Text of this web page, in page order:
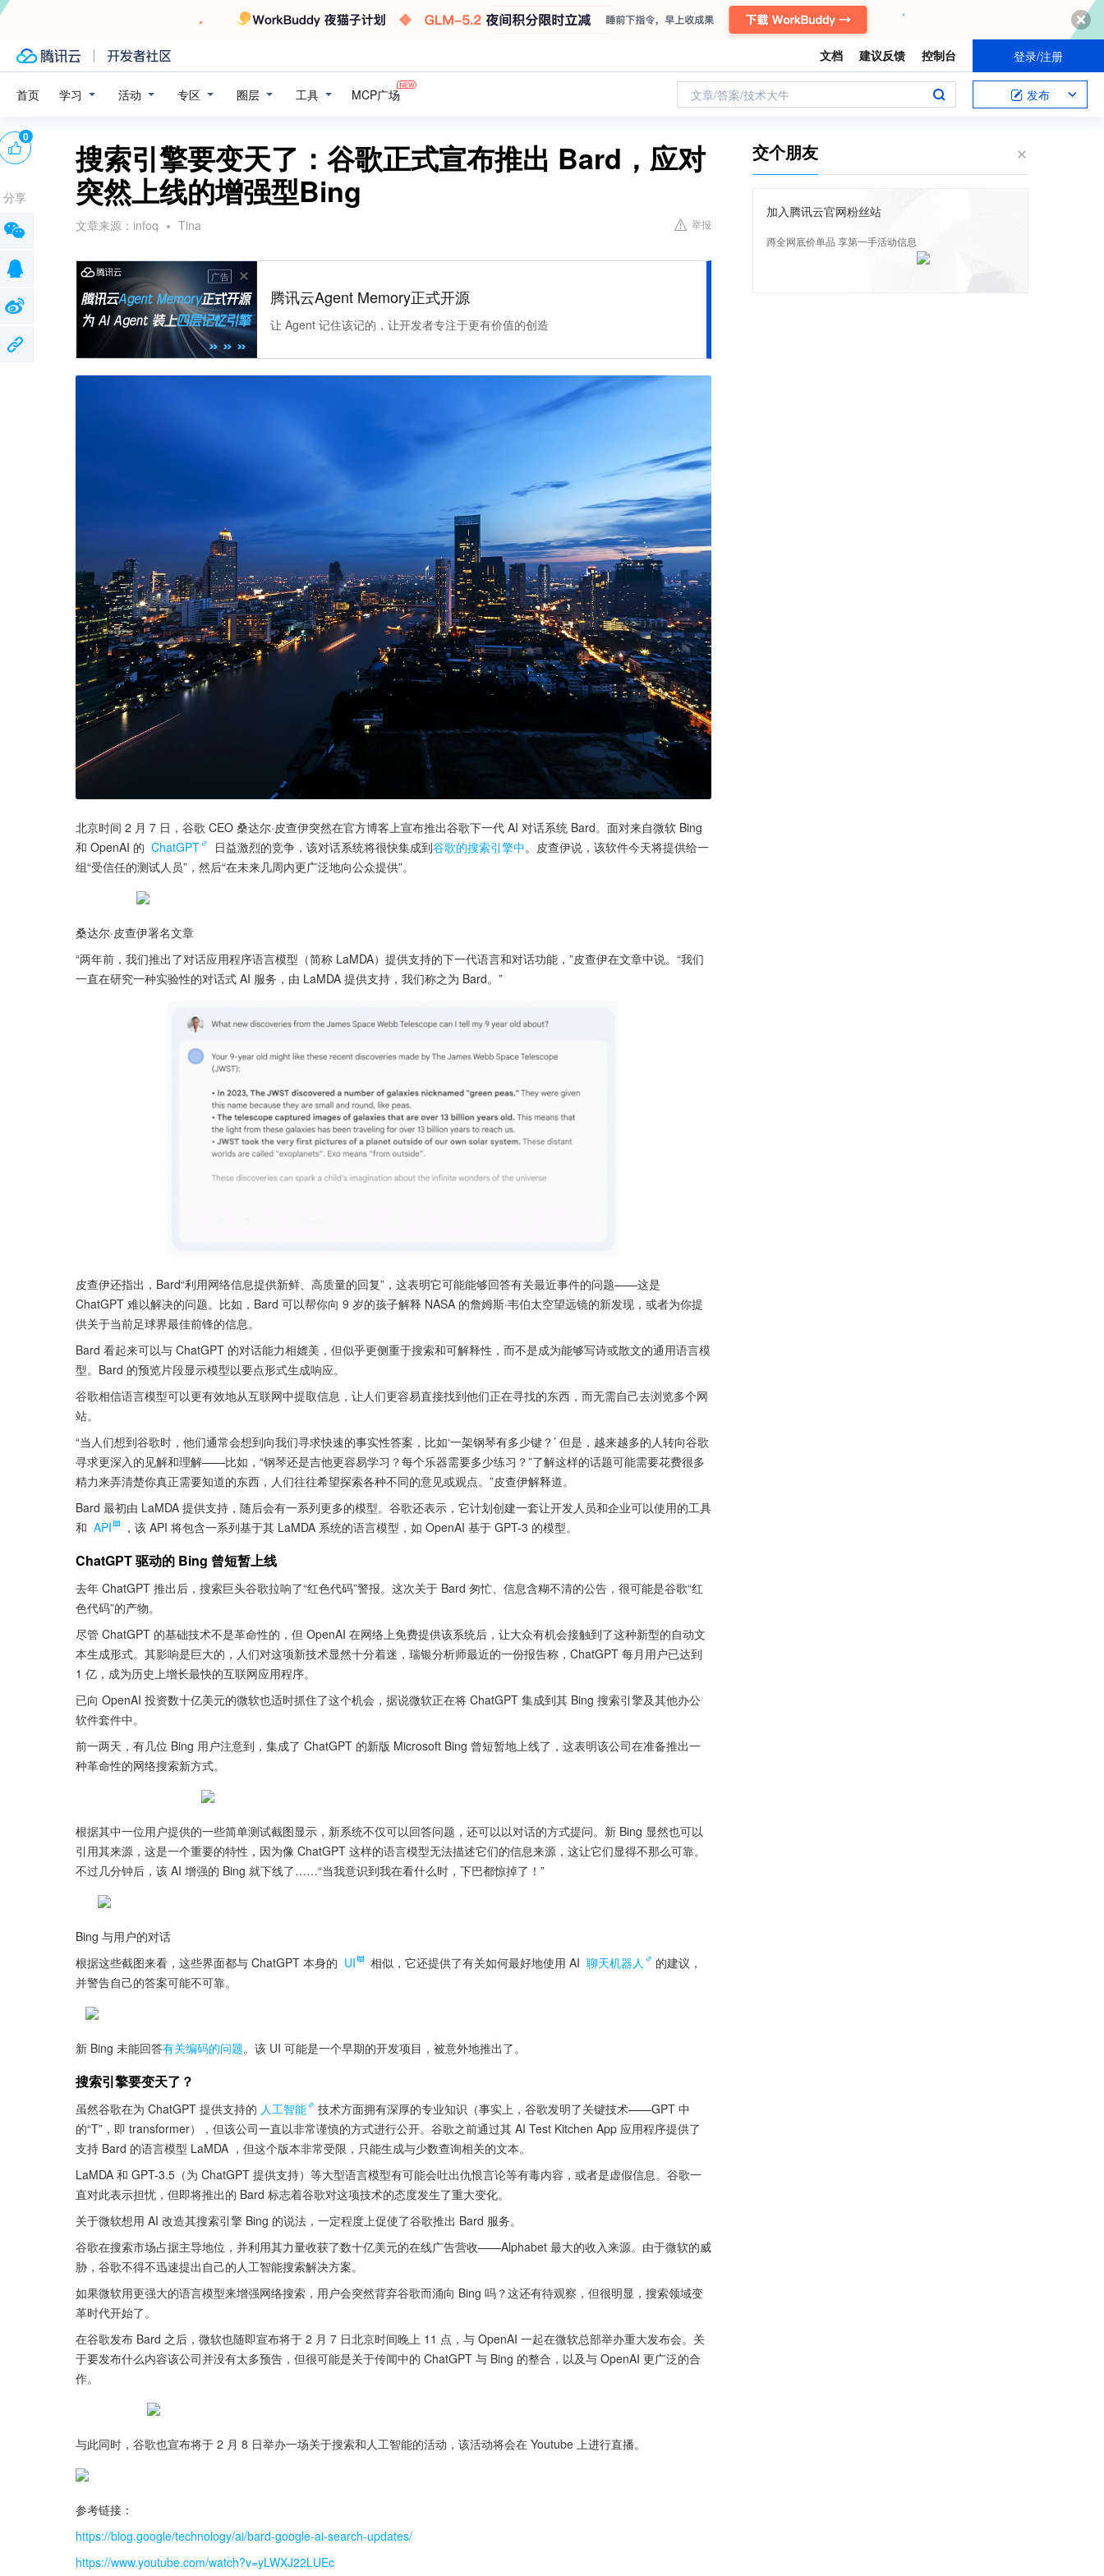
文档 建议反馈 控制台 登录/注册
首页 学习 活动 专区 圈层 工具 MCP广场 文章/答案/技术大牛 发布
搜索引擎要变天了：谷歌正式宣布推出 Bard，应对
突然上线的增强型Bing
文章来源： infoq Tina 举报
广告
腾讯云Agent Memory正式开源
让 Agent 记住该记的，让开发者专注于更有价值的创造
北京时间 2 月 7 日，谷歌 CEO 桑达尔·皮查伊突然在官方博客上宣布推出谷歌下一代 AI 对话系统 Bard。面对来自微软 Bing
和 OpenAI 的 ChatGPT 日益激烈的竞争，该对话系统将很快集成到谷歌的搜索引擎中。皮查伊说，该软件今天将提供给一
组“受信任的测试人员”，然后“在未来几周内更广泛地向公众提供”。
桑达尔·皮查伊署名文章
“两年前，我们推出了对话应用程序语言模型（简称 LaMDA）提供支持的下一代语言和对话功能，”皮查伊在文章中说。“我们
一直在研究一种实验性的对话式 AI 服务，由 LaMDA 提供支持，我们称之为 Bard。”
皮查伊还指出，Bard“利用网络信息提供新鲜、高质量的回复”，这表明它可能能够回答有关最近事件的问题——这是
ChatGPT 难以解决的问题。比如，Bard 可以帮你向 9 岁的孩子解释 NASA 的詹姆斯·韦伯太空望远镜的新发现，或者为你提
供关于当前足球界最佳前锋的信息。
Bard 看起来可以与 ChatGPT 的对话能力相媲美，但似乎更侧重于搜索和可解释性，而不是成为能够写诗或散文的通用语言模
型。Bard 的预览片段显示模型以要点形式生成响应。
谷歌相信语言模型可以更有效地从互联网中提取信息，让人们更容易直接找到他们正在寻找的东西，而无需自己去浏览多个网
站。
“当人们想到谷歌时，他们通常会想到向我们寻求快速的事实性答案，比如‘一架钢琴有多少键？’ 但是，越来越多的人转向谷歌
寻求更深入的见解和理解——比如，“钢琴还是吉他更容易学习？每个乐器需要多少练习？”了解这样的话题可能需要花费很多
精力来弄清楚你真正需要知道的东西，人们往往希望探索各种不同的意见或观点。”皮查伊解释道。
Bard 最初由 LaMDA 提供支持，随后会有一系列更多的模型。谷歌还表示，它计划创建一套让开发人员和企业可以使用的工具
和 API ，该 API 将包含一系列基于其 LaMDA 系统的语言模型，如 OpenAI 基于 GPT-3 的模型。
ChatGPT 驱动的 Bing 曾短暂上线
去年 ChatGPT 推出后，搜索巨头谷歌拉响了“红色代码”警报。这次关于 Bard 匆忙、信息含糊不清的公告，很可能是谷歌“红
色代码”的产物。
尽管 ChatGPT 的基础技术不是革命性的，但 OpenAI 在网络上免费提供该系统后，让大众有机会接触到了这种新型的自动文
本生成形式。其影响是巨大的，人们对这项新技术显然十分着迷，瑞银分析师最近的一份报告称，ChatGPT 每月用户已达到
1 亿，成为历史上增长最快的互联网应用程序。
已向 OpenAI 投资数十亿美元的微软也适时抓住了这个机会，据说微软正在将 ChatGPT 集成到其 Bing 搜索引擎及其他办公
软件套件中。
前一两天，有几位 Bing 用户注意到，集成了 ChatGPT 的新版 Microsoft Bing 曾短暂地上线了，这表明该公司在准备推出一
种革命性的网络搜索新方式。
根据其中一位用户提供的一些简单测试截图显示，新系统不仅可以回答问题，还可以以对话的方式提问。新 Bing 显然也可以
引用其来源，这是一个重要的特性，因为像 ChatGPT 这样的语言模型无法描述它们的信息来源，这让它们显得不那么可靠。
不过几分钟后，该 AI 增强的 Bing 就下线了……“当我意识到我在看什么时，下巴都惊掉了！”
Bing 与用户的对话
根据这些截图来看，这些界面都与 ChatGPT 本身的 UI 相似，它还提供了有关如何最好地使用 AI 聊天机器人
的建议，
并警告自己的答案可能不可靠。
新 Bing 未能回答有关编码的问题。该 UI 可能是一个早期的开发项目，被意外地推出了。
搜索引擎要变天了？
虽然谷歌在为 ChatGPT 提供支持的 人工智能
技术方面拥有深厚的专业知识（事实上，谷歌发明了关键技术——GPT 中
的“T”，即 transformer），但该公司一直以非常谨慎的方式进行公开。谷歌之前通过其 AI Test Kitchen App 应用程序提供了
支持 Bard 的语言模型 LaMDA ，但这个版本非常受限，只能生成与少数查询相关的文本。
LaMDA 和 GPT-3.5（为 ChatGPT 提供支持）等大型语言模型有可能会吐出仇恨言论等有毒内容，或者是虚假信息。谷歌一
直对此表示担忧，但即将推出的 Bard 标志着谷歌对这项技术的态度发生了重大变化。
关于微软想用 AI 改造其搜索引擎 Bing 的说法，一定程度上促使了谷歌推出 Bard 服务。
谷歌在搜索市场占据主导地位，并利用其力量收获了数十亿美元的在线广告营收——Alphabet 最大的收入来源。由于微软的威
胁，谷歌不得不迅速提出自己的人工智能搜索解决方案。
如果微软用更强大的语言模型来增强网络搜索，用户会突然背弃谷歌而涌向 Bing 吗？这还有待观察，但很明显，搜索领域变
革时代开始了。
在谷歌发布 Bard 之后，微软也随即宣布将于 2 月 7 日北京时间晚上 11 点，与 OpenAI 一起在微软总部举办重大发布会。关
于要发布什么内容该公司并没有太多预告，但很可能是关于传闻中的 ChatGPT 与 Bing 的整合，以及与 OpenAI 更广泛的合
作。
与此同时，谷歌也宣布将于 2 月 8 日举办一场关于搜索和人工智能的活动，该活动将会在 Youtube 上进行直播。
参考链接：
https://blog.google/technology/ai/bard-google-ai-search-updates/
https://www.youtube.com/watch?v=yLWXJ22LUEc
0
分享
交个朋友
加入腾讯云官网粉丝站
蹲全网底价单品 享第一手活动信息